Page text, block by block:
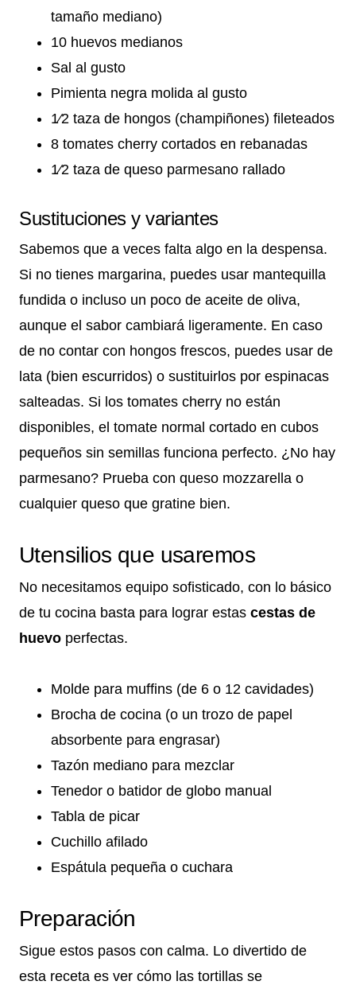
tamaño mediano)
10 huevos medianos
Sal al gusto
Pimienta negra molida al gusto
1⁄2 taza de hongos (champiñones) fileteados
8 tomates cherry cortados en rebanadas
1⁄2 taza de queso parmesano rallado
Sustituciones y variantes
Sabemos que a veces falta algo en la despensa.
Si no tienes margarina, puedes usar mantequilla
fundida o incluso un poco de aceite de oliva,
aunque el sabor cambiará ligeramente. En caso
de no contar con hongos frescos, puedes usar de
lata (bien escurridos) o sustituirlos por espinacas
salteadas. Si los tomates cherry no están
disponibles, el tomate normal cortado en cubos
pequeños sin semillas funciona perfecto. ¿No hay
parmesano? Prueba con queso mozzarella o
cualquier queso que gratine bien.
Utensilios que usaremos
No necesitamos equipo sofisticado, con lo básico
de tu cocina basta para lograr estas cestas de
huevo perfectas.
Molde para muffins (de 6 o 12 cavidades)
Brocha de cocina (o un trozo de papel
absorbente para engrasar)
Tazón mediano para mezclar
Tenedor o batidor de globo manual
Tabla de picar
Cuchillo afilado
Espátula pequeña o cuchara
Preparación
Sigue estos pasos con calma. Lo divertido de
esta receta es ver cómo las tortillas se